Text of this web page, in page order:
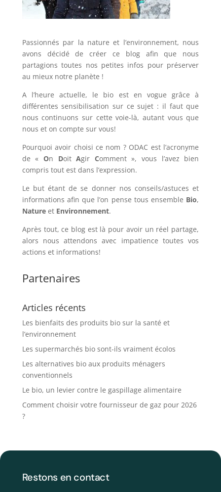
Passionnés par la nature et l’environnement, nous
avons décidé de créer ce blog afin que nous
partagions toutes nos petites infos pour préserver
au mieux notre planète !
A l’heure actuelle, le bio est en vogue grâce à
différentes sensibilisation sur ce sujet : il faut que
nous continuons sur cette voie-là, autant vous que
nous et on compte sur vous!
Pourquoi avoir choisi ce nom ? ODAC est l’acronyme
de « On DoitAgir Comment », vous l’avez bien
compris tout est dans l’expression.
Le but étant de se donner nos conseils/astuces et
informations afin que l’on pense tous ensemble Bio,
Natureet Environnement.
Après tout, ce blog est là pour avoir un réel partage,
alors nous attendons avec impatience toutes vos
actions et informations!
Partenaires
Articles récents
Les bienfaits des produits bio sur la santé et
l’environnement
Les supermarchés bio sont-ils vraiment écolos
Les alternatives bio aux produits ménagers
conventionnels
Le bio, un levier contre le gaspillage alimentaire
Comment choisir votre fournisseur de gaz pour 2026
?
Restons en contact